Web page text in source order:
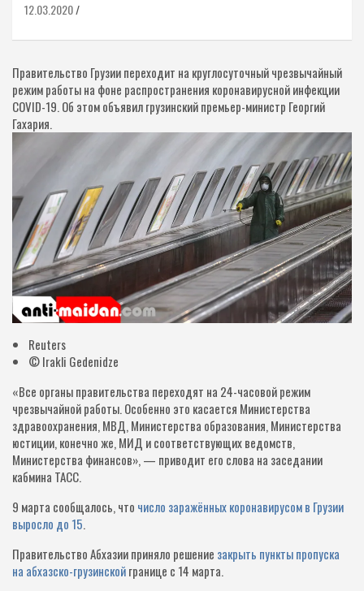
12.03.2020
Правительство Грузии переходит на круглосуточный чрезвычайный
режим работы на фоне распространения коронавирусной инфекции
COVID-19. Об этом объявил грузинский премьер-министр Георгий
Гахария.
Reuters
© Irakli Gedenidze
«Все органы правительства переходят на 24-часовой режим
чрезвычайной работы. Особенно это касается Министерства
здравоохранения, МВД, Министерства образования, Министерства
юстиции, конечно же, МИД и соответствующих ведомств,
Министерства финансов», — приводит его слова на заседании
кабмина ТАСС.
9 марта сообщалось, что число заражённых коронавирусом в Грузии
выросло до 15.
Правительство Абхазии приняло решение закрыть пункты пропуска
на абхазско-грузинскойгранице с 14 марта.